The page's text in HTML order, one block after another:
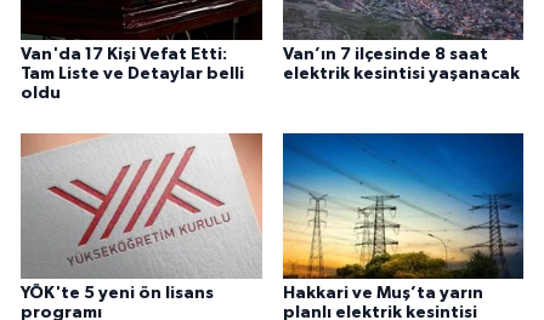
Van'da 17 Kişi Vefat Etti:
Tam Liste ve Detaylar belli
oldu
Van’ın 7 ilçesinde 8 saat
elektrik kesintisi yaşanacak
YÖK'te 5 yeni ön lisans
programı
Hakkari ve Muş’ta yarın
planlı elektrik kesintisi